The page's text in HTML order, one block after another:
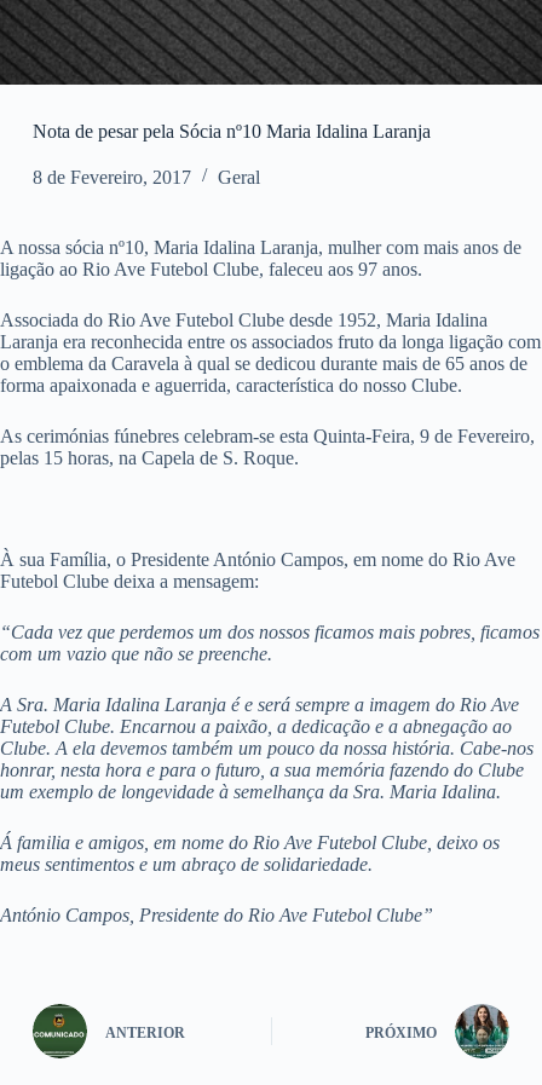
Nota de pesar pela Sócia nº10 Maria Idalina Laranja
8 de Fevereiro, 2017 Geral
A nossa sócia nº10, Maria Idalina Laranja, mulher com mais anos de
ligação ao Rio Ave Futebol Clube, faleceu aos 97 anos.
Associada do Rio Ave Futebol Clube desde 1952, Maria Idalina
Laranja era reconhecida entre os associados fruto da longa ligação com
o emblema da Caravela à qual se dedicou durante mais de 65 anos de
forma apaixonada e aguerrida, característica do nosso Clube.
As cerimónias fúnebres celebram-se esta Quinta-Feira, 9 de Fevereiro,
pelas 15 horas, na Capela de S. Roque.
À sua Família, o Presidente António Campos, em nome do Rio Ave
Futebol Clube deixa a mensagem:
“Cada vez que perdemos um dos nossos ficamos mais pobres, ficamos
com um vazio que não se preenche.
A Sra. Maria Idalina Laranja é e será sempre a imagem do Rio Ave
Futebol Clube. Encarnou a paixão, a dedicação e a abnegação ao
Clube. A ela devemos também um pouco da nossa história. Cabe-nos
honrar, nesta hora e para o futuro, a sua memória fazendo do Clube
um exemplo de longevidade à semelhança da Sra. Maria Idalina.
Á familia e amigos, em nome do Rio Ave Futebol Clube, deixo os
meus sentimentos e um abraço de solidariedade.
António Campos, Presidente do Rio Ave Futebol Clube”
ANTERIOR PRÓXIMO